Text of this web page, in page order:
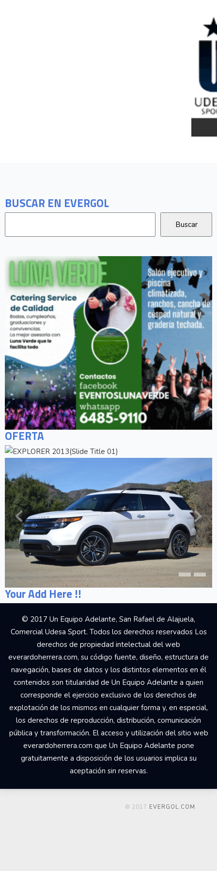
BUSCAR EN EVERGOL
OFERTA
Your Add Here !!
© 2017 Un Equipo Adelante, San Rafael de Alajuela,
Comercial Udesa Sport. Todos los derechos reservados Los
derechos de propiedad intelectual del web
everardoherrera.com, su código fuente, diseño, estructura de
navegación, bases de datos y los distintos elementos en él
contenidos son titularidad de Un Equipo Adelante a quien
corresponde el ejercicio exclusivo de los derechos de
explotación de los mismos en cualquier forma y, en especial,
los derechos de reproducción, distribución, comunicación
pública y transformación. El acceso y utilización del sitio web
everardoherrera.com que Un Equipo Adelante pone
gratuitamente a disposición de los usuarios implica su
aceptación sin reservas.
© 2017 EVERGOL.COM